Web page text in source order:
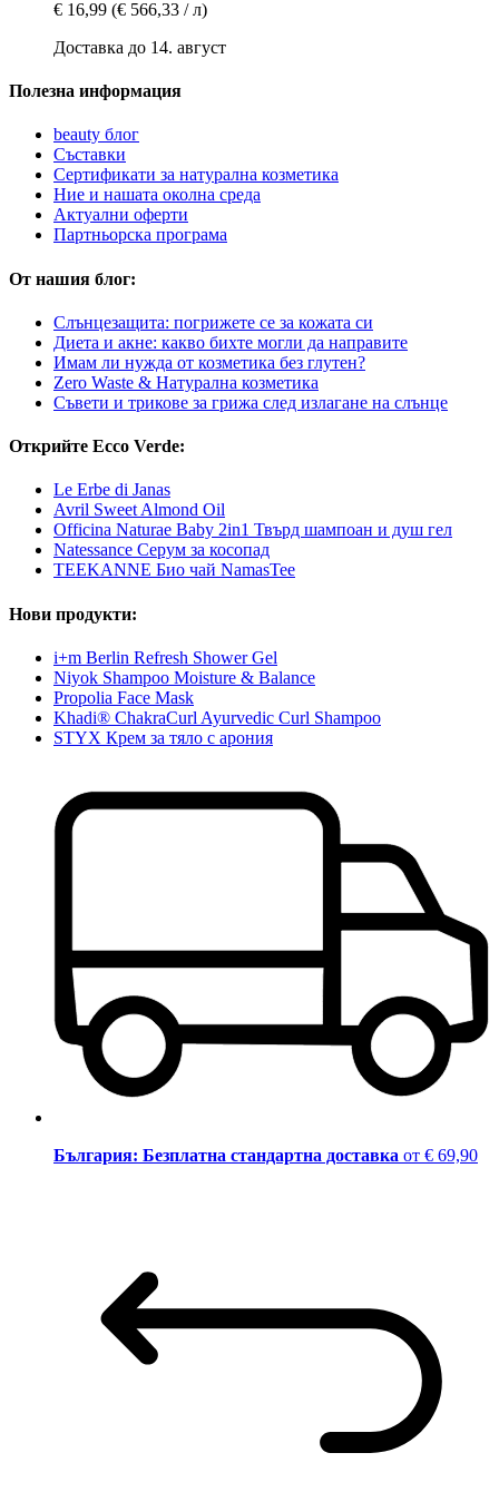
€ 16,99 (€ 566,33 / л)
Доставка до 14. август
Полезна информация
beauty блог
Съставки
Сертификати за натурална козметика
Ние и нашата околна среда
Актуални оферти
Партньорска програма
От нашия блог:
Слънцезащита: погрижете се за кожата си
Диета и акне: какво бихте могли да направите
Имам ли нужда от козметика без глутен?
Zero Waste & Натурална козметика
Съвети и трикове за грижа след излагане на слънце
Открийте Ecco Verde:
Le Erbe di Janas
Avril Sweet Almond Oil
Officina Naturae Baby 2in1 Твърд шампоан и душ гел
Natessance Серум за косопад
TEEKANNE Био чай NamasTee
Нови продукти:
i+m Berlin Refresh Shower Gel
Niyok Shampoo Moisture & Balance
Propolia Face Mask
Khadi® ChakraCurl Ayurvedic Curl Shampoo
STYX Крем за тяло с арония
България: Безплатна стандартна доставка от € 69,90